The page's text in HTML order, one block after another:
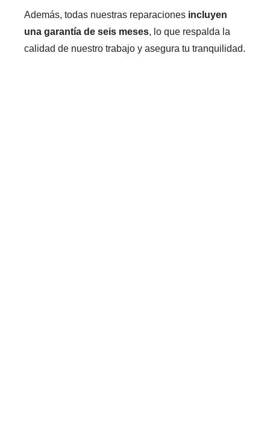
Además, todas nuestras reparaciones incluyen
una garantía de seis meses, lo que respalda la
calidad de nuestro trabajo y asegura tu tranquilidad.